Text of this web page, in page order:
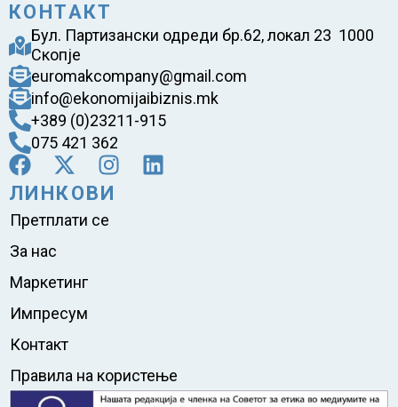
КОНТАКТ
Бул. Партизански одреди бр.62, локал 23 1000
Скопје
euromakcompany@gmail.com
info@ekonomijaibiznis.mk
+389 (0)23211-915
075 421 362
ЛИНКОВИ
Претплати се
За нас
Маркетинг
Импресум
Контакт
Правила на користење